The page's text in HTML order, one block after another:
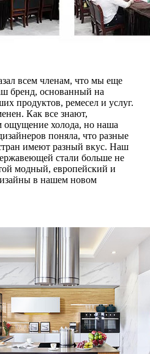
всем членам, что мы еще
бренд, основанный на
продуктов, ремесел и услуг.
Как все знают,
ощущение холода, но наша
поняла, что разные
имеют разный вкус. Наш
стали больше не
модный, европейский и
в нашем новом